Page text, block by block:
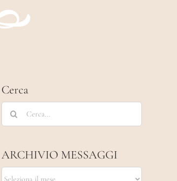
Cerca
Cerca
per:
ARCHIVIO MESSAGGI
ARCHIVIO